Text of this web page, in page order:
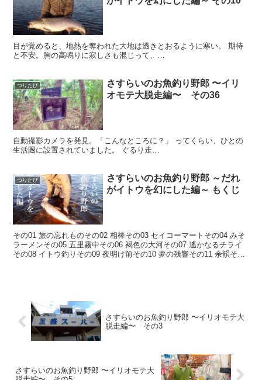
目が覚めると、地熱を奪われた大地は透きとおるように寒い。 期待
と不安。胸の高鳴りに寂しさも混じって、…
つりたび
さすらいのお魚釣り野郎 〜イリ
オモテ大脱走編〜 その36
自動撮影カメラを発見。「こんなところに？」 ってくらい、ひとの
生活圏に設置されていました。 ぐるり走…
つりたび
さすらいのお魚釣り野郎 ～だれ
がイトウを幻にした編～ もくじ
その01 旅の忘れものその02 相棒その03 セイコーマートその04 みそ
ラーメンその05 五里霧中その06 褐色の大河その07 遙かなるチライ
その08 イトウ釣りその09 夜明け前その10 夢の残響その11 余韻その
さすらいのお魚釣り野郎 〜イリオモテ大
脱走編〜 その3
さすらいのお魚釣り野郎 〜イリオモテ大